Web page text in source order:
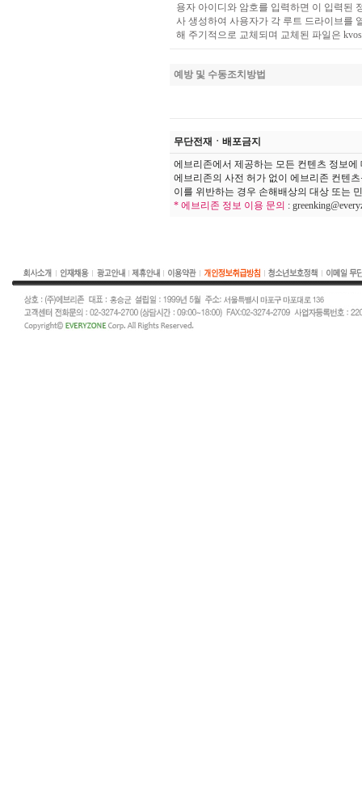
용자 아이디와 암호를 입력하면 이 입력된
사 생성하여 사용자가 각 루트 드라이브를
해 주기적으로 교체되며 교체된 파일은
예방 및 수동조치방법
무단전재ㆍ배포금지
에브리존에서 제공하는 모든 컨텐츠 정보
에브리존의 사전 허가 없이 에브리존 컨텐
이를 위반하는 경우 손해배상의 대상 또는
* 에브리존 정보 이용 문의 :